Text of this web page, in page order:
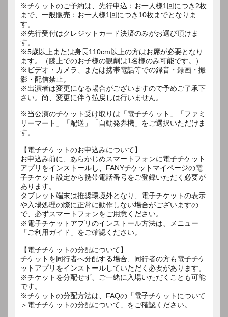
※チケットのご予約は、先行申込：お一人様1回につき2枚
まで、一般販売：お一人様1回につき10枚までとなりま
す。
※先行受付はクレジットカード決済のみがお選び頂けま
す。
※5歳以上または身長110cm以上の方はお席が必要となり
ます。（膝上でのお子様の観劇は1名様のみ可能です。）
※ビデオ・カメラ、または携帯電話等での録音・録画・撮
影・配信禁止。
※出演者は変更になる場合がございますので予めご了承下
さい。尚、変更に伴う払戻しは行いません。
※当公演のチケット受け取りは「電子チケット」「ファミ
リーマート」「配送」「自動発券機」をご選択いただけま
す。
【電子チケットのお申込みについて】
お申込み前に、あらかじめスマートフォンに電子チケット
アプリをインストールし、FANYチケットマイページの電
子チケット設定から携帯電話番号をご登録いただく必要が
あります。
タブレット端末は推奨環境外となり、電子チケットの表示
や入場処理の際に正常に動作しない場合がございますの
で、必ずスマートフォンをご用意ください。
※電子チケットアプリのインストール方法は、メニュー
「ご利用ガイド」をご確認ください。
【電子チケットの分配について】
チケットを同行者へ分配する場合、同行者の方も電子チケ
ットアプリをインストールしていただく必要があります。
※チケットを分配せず、ご一緒に入場いただくことも可能
です。
※チケットの分配方法は、FAQの「電子チケットについて
＞電子チケットの分配について」をご確認ください。